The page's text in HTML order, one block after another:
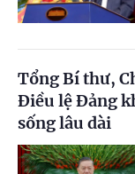
Tổng Bí thư,
Điều lệ Đảng
sống lâu dài